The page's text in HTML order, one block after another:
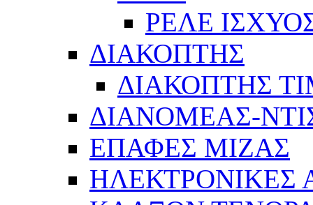
ΡΕΛΕ
ΔΙΑΚΟΠΤΗΣ
ΔΙΑΚΟΠΤΗΣ
ΔΙΑΝΟΜΕΑΣ-
ΕΠΑΦΕΣ ΜΙΖΑΣ
ΗΛΕΚΤΡΟΝΙΚΕΣ